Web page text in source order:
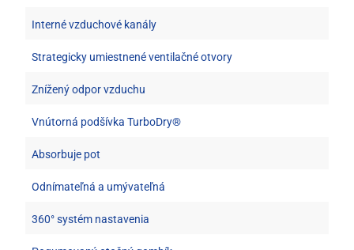
Interné vzduchové kanály
Strategicky umiestnené ventilačné otvory
Znížený odpor vzduchu
Vnútorná podšívka TurboDry®
Absorbuje pot
Odnímateľná a umývateľná
360° systém nastavenia